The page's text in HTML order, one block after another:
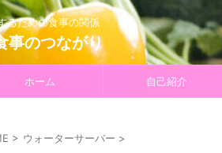
るための食事の関係
事のつながり
ホーム 自己紹介
> ウォーターサーバー >